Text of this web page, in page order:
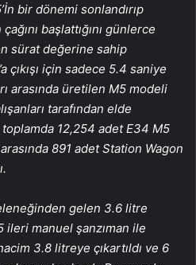
bir dönemi sonlandırıp
başlattığını günlerce
sürat değerine sahip
çıkışı için sadece 5.4 saniye
arasında üretilen M5 modeli
tarafından elde
12,254 adet E34 M5
891 adet Station Wagon
gelen 3.6 litre
manuel şanzıman ile
3.8 litreye çıkartıldı ve 6